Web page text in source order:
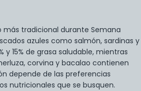
más tradicional durante Semana
azules como salmón, sardinas y
15% de grasa saludable, mientras
corvina y bacalao contienen
depende de las preferencias
nutricionales que se busquen.